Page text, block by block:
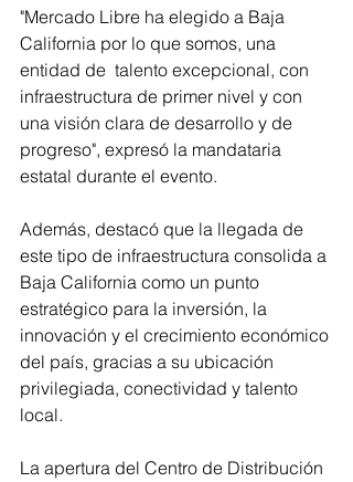
"Mercado Libre ha elegido a Baja
California por lo que somos, una
entidad de  talento excepcional, con
infraestructura de primer nivel y con
una visión clara de desarrollo y de
progreso", expresó la mandataria
estatal durante el evento.
Además, destacó que la llegada de
este tipo de infraestructura consolida a
Baja California como un punto
estratégico para la inversión, la
innovación y el crecimiento económico
del país, gracias a su ubicación
privilegiada, conectividad y talento
local.
La apertura del Centro de Distribución